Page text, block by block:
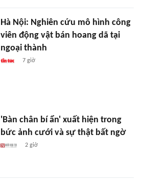
Hà Nội: Nghiên cứu mô hình công
viên động vật bán hoang dã tại
ngoại thành
7 giờ
'Bàn chân bí ẩn' xuất hiện trong
bức ảnh cưới và sự thật bất ngờ
2 giờ